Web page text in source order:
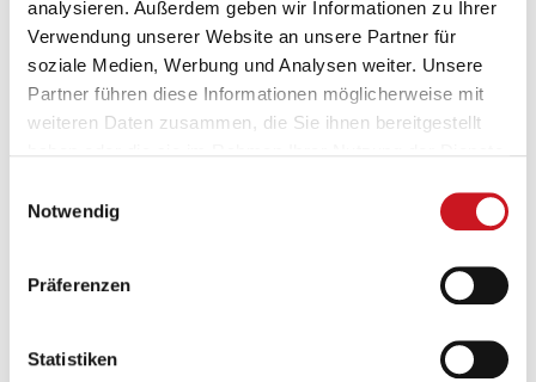
analysieren. Außerdem geben wir Informationen zu Ihrer
Verwendung unserer Website an unsere Partner für
soziale Medien, Werbung und Analysen weiter. Unsere
Partner führen diese Informationen möglicherweise mit
weiteren Daten zusammen, die Sie ihnen bereitgestellt
Notwendig
Präferenzen
Statistiken